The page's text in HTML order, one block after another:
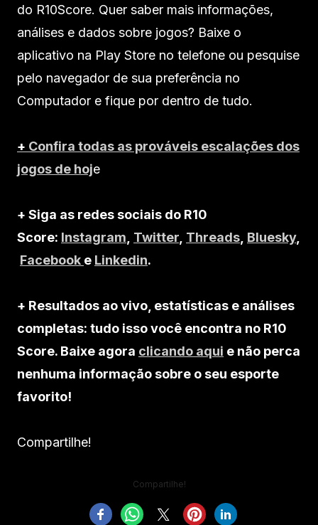
do R10Score. Quer saber mais informações,
análises e dados sobre jogos? Baixe o
aplicativo na Play Store no telefone ou pesquise
pelo navegador de sua preferência no
Computador e fique por dentro de tudo.
+ Confira todas as prováveis escalações dos
jogos de hoje
+ Siga as redes sociais do R10
Score: Instagram Twitter Threads Bluesky,
Facebook e Linkedin.
+ Resultados ao vivo, estatísticas e análises
completas: tudo isso você encontra no R10
Score. Baixe agora clicando aqui e não perca
nenhuma informação sobre o seu esporte
favorito!
Compartilhe!
Compartilhe!